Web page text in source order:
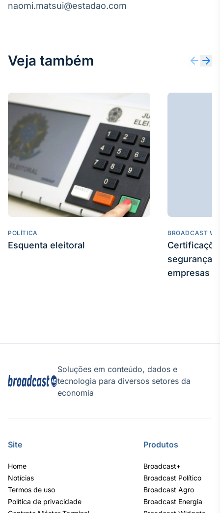
Broadcast
BroadFast
Em breve
Crédito
naomi.matsui@estadao.com
Veja também
POLÍTICA
Esquenta eleitoral
BROADCAST
segurança
empresas
Soluções em conteúdo, dados e
tecnologia para diversos setores da
economia
Site
Home
Notícias
Termos de uso
Política de privacidade
Produtos
Broadcast+
Broadcast Político
Broadcast Agro
Broadcast Energia